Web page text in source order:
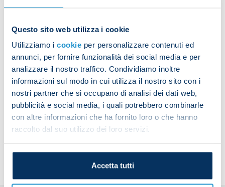
Questo sito web utilizza i cookie
Utilizziamo i cookie per personalizzare contenuti ed
annunci, per fornire funzionalità dei social media e per
analizzare il nostro traffico. Condividiamo inoltre
informazioni sul modo in cui utilizza il nostro sito con i
nostri partner che si occupano di analisi dei dati web,
pubblicità e social media, i quali potrebbero combinarle
con altre informazioni che ha fornito loro o che hanno
raccolto dal suo utilizzo dei loro servizi.
Accetta tutti
on Sunday against Cagliari at Unipol Domus.
All the players are now back from international
duty and under the watchful eye of coach Antonio
Conte.
Share the article with your friends and support the
team